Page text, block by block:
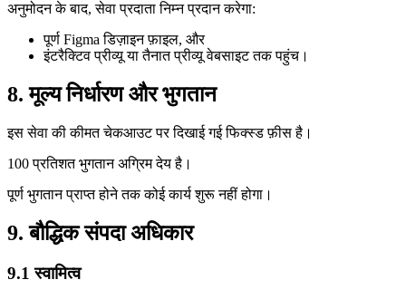
अनुमोदन के बाद, सेवा प्रदाता निम्न प्रदान करेगा:
पूर्ण Figma डिज़ाइन फ़ाइल, और
इंटरैक्टिव प्रीव्यू या तैनात प्रीव्यू वेबसाइट तक पहुंच।
8. मूल्य निर्धारण और भुगतान
इस सेवा की कीमत चेकआउट पर दिखाई गई फिक्स्ड फ़ीस है।
100 प्रतिशत भुगतान अग्रिम देय है।
पूर्ण भुगतान प्राप्त होने तक कोई कार्य शुरू नहीं होगा।
9. बौद्धिक संपदा अधिकार
9.1 स्वामित्व